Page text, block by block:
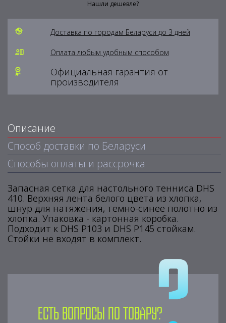
Нашли дешевле?
Доставка по городам Беларуси до 3 дней
Оплата любым удобным способом
Официальная гарантия от
производителя
Описание
Способ доставки по Беларуси
Способы оплаты и рассрочка
Запасная сетка для настольного тенниса DHS
410. Верхняя лента белого цвета из хлопка,
шнур для натяжения, темно-синее полотно из
хлопка. Упаковка - картонная коробка.
Подходит к DHS P103 и DHS P145 стойкам.
Стойки не входят в комплект.
Есть вопросы по товару?